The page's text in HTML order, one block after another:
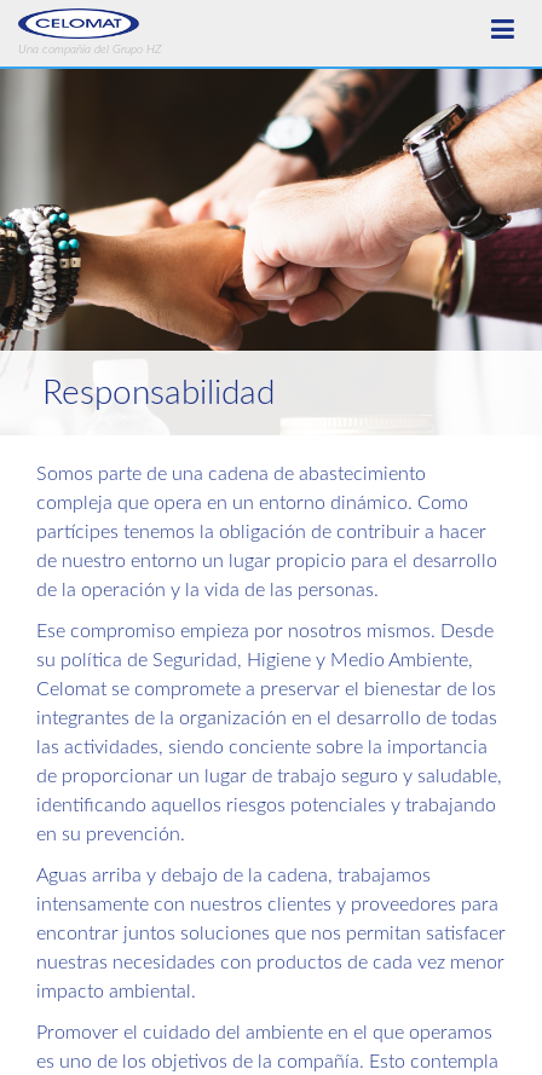
Una compañía del Grupo HZ
Responsabilidad
Somos parte de una cadena de abastecimiento
compleja que opera en un entorno dinámico. Como
partícipes tenemos la obligación de contribuir a hacer
de nuestro entorno un lugar propicio para el desarrollo
de la operación y la vida de las personas.
Ese compromiso empieza por nosotros mismos. Desde
su política de Seguridad, Higiene y Medio Ambiente,
Celomat se compromete a preservar el bienestar de los
integrantes de la organización en el desarrollo de todas
las actividades, siendo conciente sobre la importancia
de proporcionar un lugar de trabajo seguro y saludable,
identificando aquellos riesgos potenciales y trabajando
en su prevención.
Aguas arriba y debajo de la cadena, trabajamos
intensamente con nuestros clientes y proveedores para
encontrar juntos soluciones que nos permitan satisfacer
nuestras necesidades con productos de cada vez menor
impacto ambiental.
Promover el cuidado del ambiente en el que operamos
es uno de los objetivos de la compañía. Esto contempla